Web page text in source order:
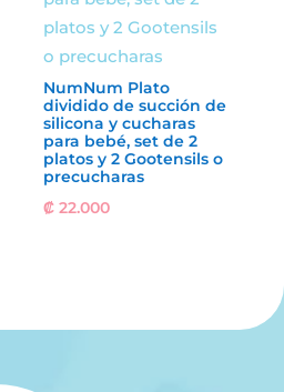
₡ 300.000
NumNum Plato
dividido de succión de
silicona y cucharas
para bebé, set de 2
platos y 2 Gootensils o
precucharas
₡22.000